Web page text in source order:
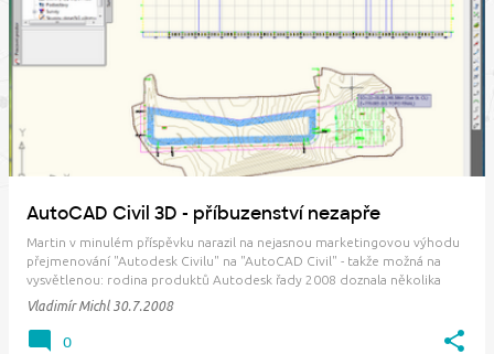
AutoCAD Civil 3D - příbuzenství nezapře
Martin v minulém příspěvku narazil na nejasnou marketingovou výhodu
přejmenování "Autodesk Civilu" na "AutoCAD Civil" - takže možná na
vysvětlenou: rodina produktů Autodesk řady 2008 doznala několika
formálních změn názvů produktů. Cíl je jasný: sjednotit a snáze
Vladimír Michl 30.7.2008
0